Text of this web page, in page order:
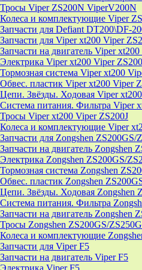
Тросы Viper ZS200N ViperV200N
Колеса и комплектующие Viper
Запчасти для Defiant DT200\DF-
Запчасти для Viper xt200 Viper
Запчасти на двигатель Viper
Электрика Viper xt200 Viper
Тормозная система Viper xt200
Обвес. пластик Viper xt200 Viper
Цепи. Звёзды. Ходовая Viper
Система питания. Фильтра Viper
Тросы Viper xt200 Viper ZS200J
Колеса и комплектующие Viper
Запчасти для Zongshen ZS200GS/
Запчасти на двигатель Zongshen
Электрика Zongshen ZS200GS/
Тормозная система Zongshen
Обвес. пластик Zongshen
Цепи. Звёзды. Ходовая Zongshen
Система питания. Фильтра
Запчасти на двигатель Zongshen
Тросы Zongshen ZS200GS/
Колеса и комплектующие
Запчасти для Viper F5
Запчасти на двигатель Viper F5